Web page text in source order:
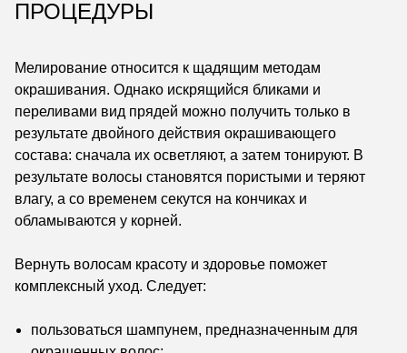
ПРОЦЕДУРЫ
Мелирование относится к щадящим методам
окрашивания. Однако искрящийся бликами и
переливами вид прядей можно получить только в
результате двойного действия окрашивающего
состава: сначала их осветляют, а затем тонируют. В
результате волосы становятся пористыми и теряют
влагу, а со временем секутся на кончиках и
обламываются у корней.
Вернуть волосам красоту и здоровье поможет
комплексный уход. Следует:
пользоваться шампунем, предназначенным для